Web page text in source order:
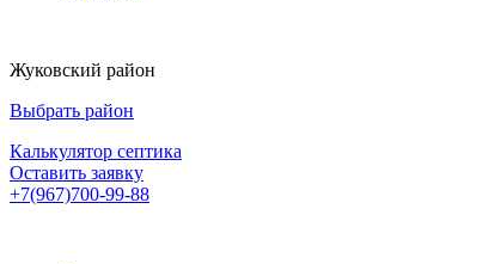
Жуковский район
Выбрать район
Калькулятор септика
Оставить заявку
+7(967)700-99-88